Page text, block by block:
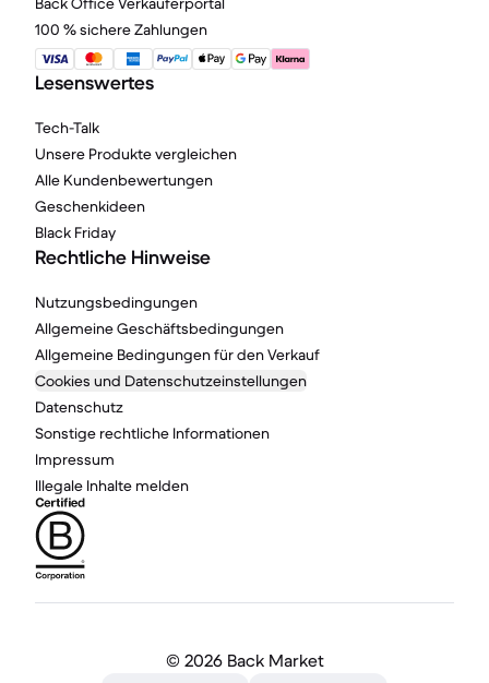
100 % sichere Zahlungen
Lesenswertes
Tech-Talk
Unsere Produkte vergleichen
Alle Kundenbewertungen
Geschenkideen
Black Friday
Rechtliche Hinweise
Nutzungsbedingungen
Allgemeine Geschäftsbedingungen
Allgemeine Bedingungen für den Verkauf
Cookies und Datenschutzeinstellungen
Datenschutz
Sonstige rechtliche Informationen
Impressum
Illegale Inhalte melden
© 2026 Back Market